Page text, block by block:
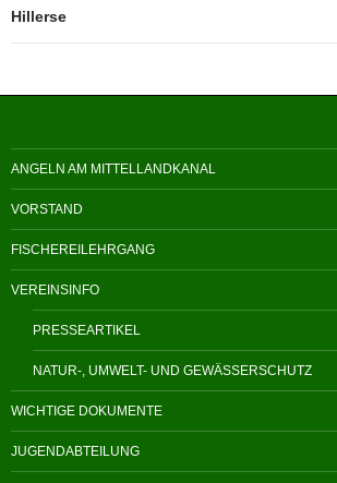
Hillerse
ANGELN AM MITTELLANDKANAL
VORSTAND
FISCHEREILEHRGANG
VEREINSINFO
PRESSEARTIKEL
NATUR-, UMWELT- UND GEWÄSSERSCHUTZ
WICHTIGE DOKUMENTE
JUGENDABTEILUNG